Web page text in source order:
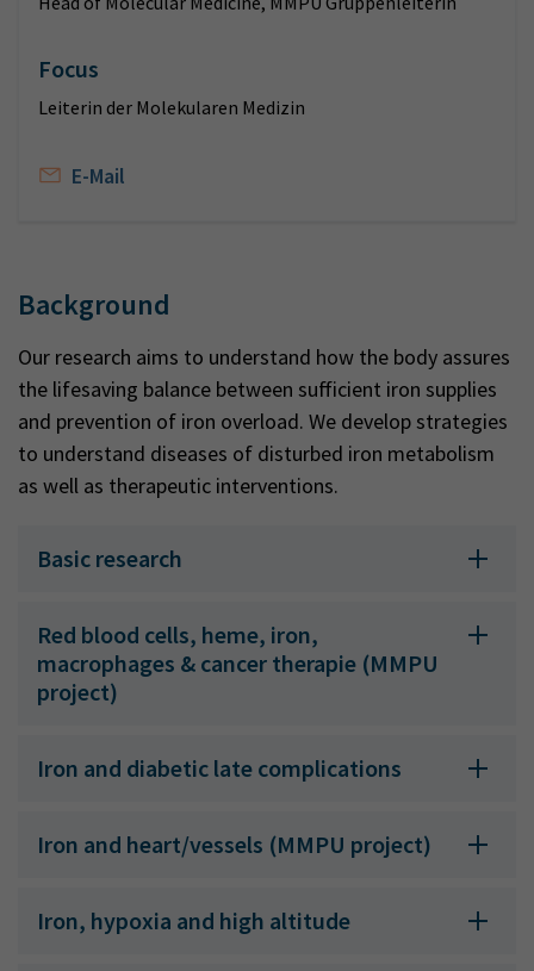
Focus
Leiterin der Molekularen Medizin
E-Mail
Background
Our research aims to understand how the body assures
the lifesaving balance between sufficient iron supplies
and prevention of iron overload. We develop strategies
to understand diseases of disturbed iron metabolism
as well as therapeutic interventions.
Basic research
Red blood cells, heme, iron,
macrophages & cancer therapie (MMPU
project)
Iron and diabetic late complications
Iron and heart/vessels (MMPU project)
Iron, hypoxia and high altitude